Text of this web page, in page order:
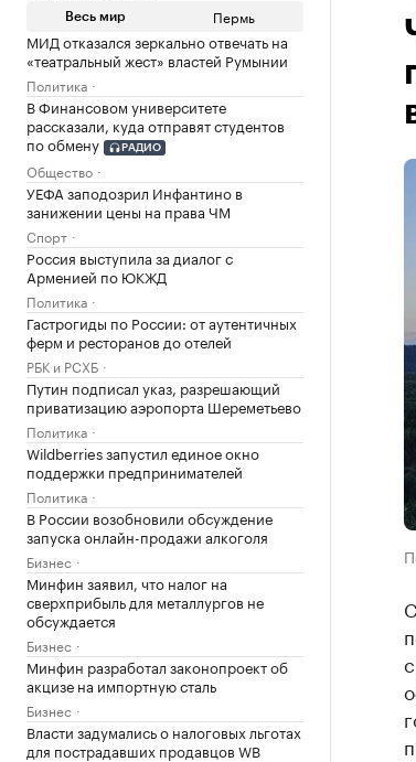
Весь мир Пермь
МИД отказался зеркально отвечать на
«театральный жест» властей Румынии
Политика
В Финансовом университете
рассказали, куда отправят студентов
по обмену
РАДИО
Общество
УЕФА заподозрил Инфантино в
занижении цены на права ЧМ
Спорт
Россия выступила за диалог с
Арменией по ЮКЖД
Политика
Гастрогиды по России: от аутентичных
ферм и ресторанов до отелей
РБК и РСХБ
Путин подписал указ, разрешающий
приватизацию аэропорта Шереметьево
Политика
Wildberries запустил единое окно
поддержки предпринимателей
Политика
В России возобновили обсуждение
запуска онлайн-продажи алкоголя
Бизнес
Минфин заявил, что налог на
сверхприбыль для металлургов не
обсуждается
Бизнес
Минфин разработал законопроект об
акцизе на импортную сталь
Бизнес
Власти задумались о налоговых льготах
для пострадавших продавцов WB